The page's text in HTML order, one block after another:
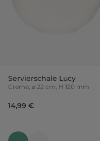
Servierschale Lucy
Creme, ⌀ 22 cm, H 120 mm
14,99 €